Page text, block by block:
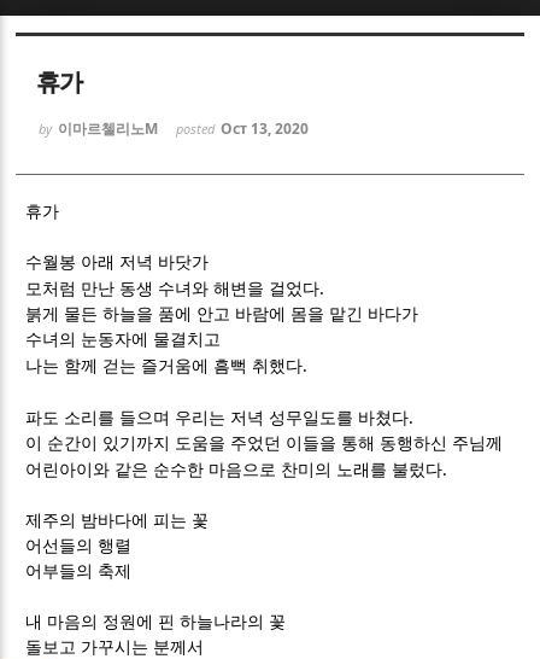
휴가
by 이마르첼리노M posted Oct 13, 2020
휴가
수월봉 아래 저녁 바닷가
모처럼 만난 동생 수녀와 해변을 걸었다.
붉게 물든 하늘을 품에 안고 바람에 몸을 맡긴 바다가
수녀의 눈동자에 물결치고
나는 함께 걷는 즐거움에 흠뻑 취했다.
파도 소리를 들으며 우리는 저녁 성무일도를 바쳤다.
이 순간이 있기까지 도움을 주었던 이들을 통해 동행하신 주님께
어린아이와 같은 순수한 마음으로 찬미의 노래를 불렀다.
제주의 밤바다에 피는 꽃
어선들의 행렬
어부들의 축제
내 마음의 정원에 핀 하늘나라의 꽃
돌보고 가꾸시는 분께서
Sketchbook5, 스케치북5
Sketchbook5, 스케치북5
Sketchbook5, 스케치북5
Sketchbook5, 스케치북5